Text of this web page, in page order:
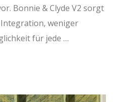
Bonnie & Clyde V2 sorgt
weniger
für jede …